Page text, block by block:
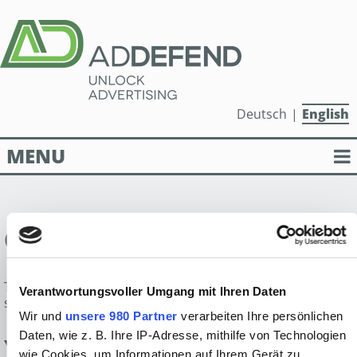
Verantwortungsvoller Umgang mit Ihren Daten
Wir und unsere 980 Partner verarbeiten Ihre persönlichen
Daten, wie z. B. Ihre IP-Adresse, mithilfe von Technologien
wie Cookies, um Informationen auf Ihrem Gerät zu
Deutsch English
MENU
ADVERTISER SOLUTIONS
ANTI-ADBLOCK PLATFORM
ABOUT ADDEFEND
OPT-OUT
This page allows you to review and change data collection
settings (Opt-Out/Opt-In) for AdDefend services.
YOUR ADDEFEND DATA COLLECTION